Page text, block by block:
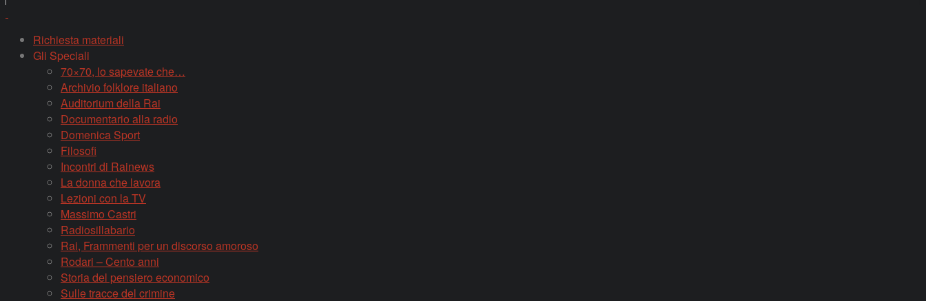
Richiesta materiali
Gli Speciali
70×70, lo sapevate che…
Archivio folklore italiano
Auditorium della Rai
Documentario alla radio
Domenica Sport
Filosofi
Incontri di Rainews
La donna che lavora
Lezioni con la TV
Massimo Castri
Radiosillabario
Rai, Frammenti per un discorso amoroso
Rodari – Cento anni
Storia del pensiero economico
Sulle tracce del crimine